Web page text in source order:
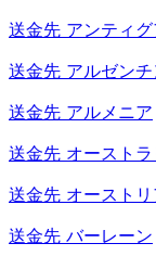
送金先 アンティ
送金先 アルゼンチ
送金先 アルメニア
送金先 オースト
送金先 オーストリ
送金先 バーレーン